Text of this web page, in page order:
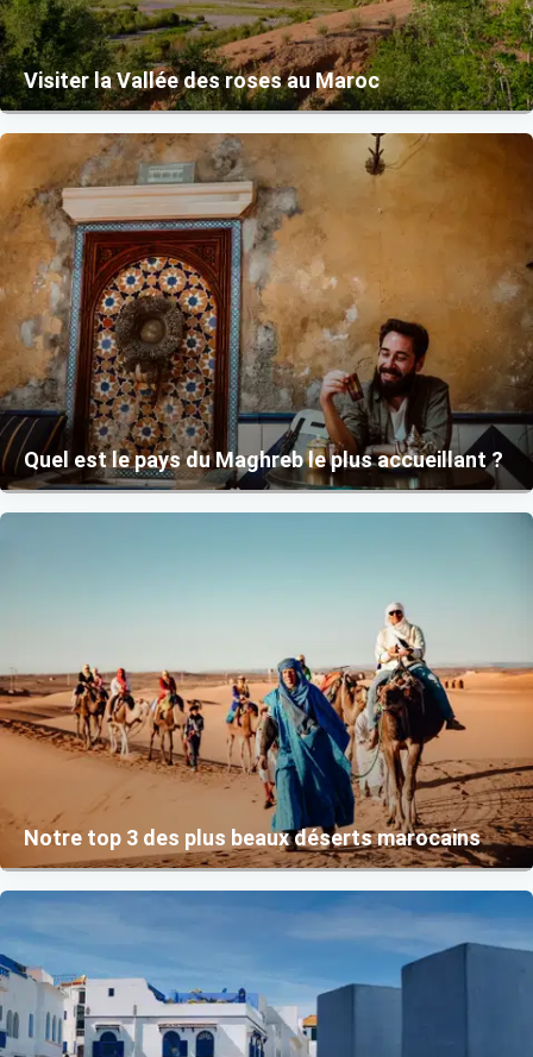
Visiter la Vallée des roses au Maroc
Quel est le pays du Maghreb le plus accueillant ?
Notre top 3 des plus beaux déserts marocains